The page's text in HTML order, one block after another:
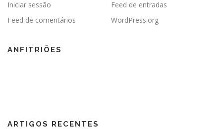
Iniciar sessão
Feed de entradas
Feed de comentários
WordPress.org
ANFITRIÕES
ARTIGOS RECENTES